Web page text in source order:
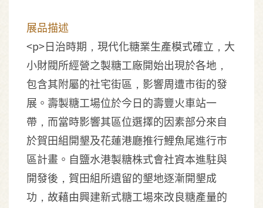
展品描述
<p>日治時期，現代化糖業生產模式確立，大
小財閥所經營之製糖工廠開始出現於各地，
包含其附屬的社宅街區，影響周遭市街的發
展。壽製糖工場位於今日的壽豐火車站一
帶，而當時影響其區位選擇的因素部分來自
於賀田組開墾及花蓮港廳推行鯉魚尾進行市
區計畫。自鹽水港製糖株式會社資本進駐與
開發後，賀田組所遺留的墾地逐漸開墾成
功，故藉由興建新式糖工場來改良糖產量的